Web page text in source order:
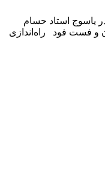
یاسوج استاد حسام
و فست فود راه‌اندازی